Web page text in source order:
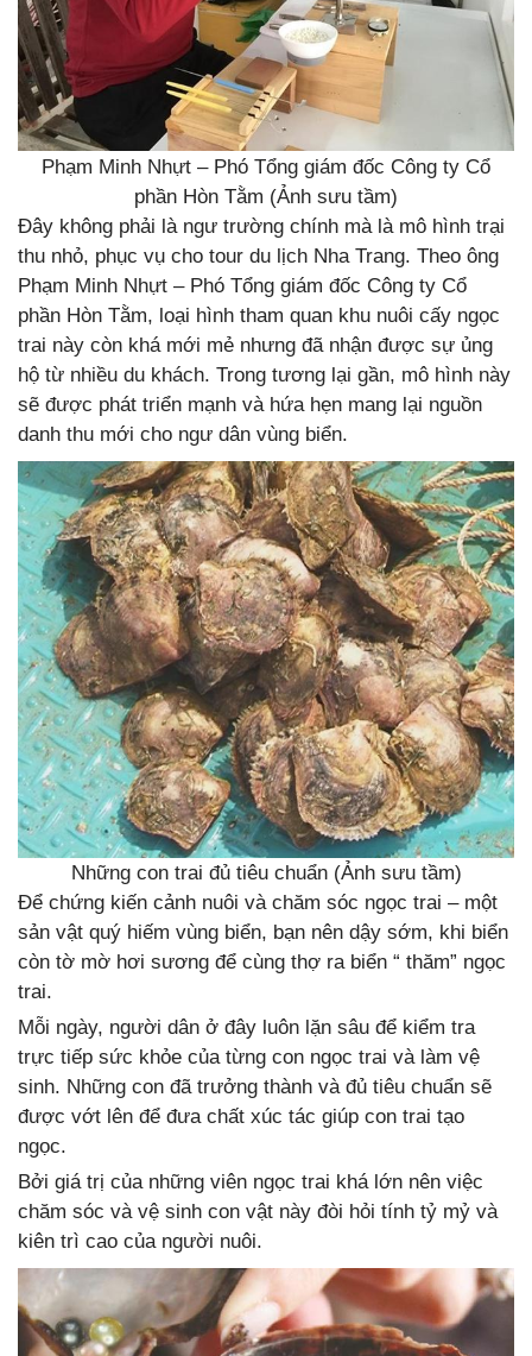
Phạm Minh Nhựt – Phó Tổng giám đốc Công ty Cổ
phần Hòn Tằm (Ảnh sưu tầm)
Đây không phải là ngư trường chính mà là mô hình trại
thu nhỏ, phục vụ cho tour du lịch Nha Trang. Theo ông
Phạm Minh Nhựt – Phó Tổng giám đốc Công ty Cổ
phần Hòn Tằm, loại hình tham quan khu nuôi cấy ngọc
trai này còn khá mới mẻ nhưng đã nhận được sự ủng
hộ từ nhiều du khách. Trong tương lại gần, mô hình này
sẽ được phát triển mạnh và hứa hẹn mang lại nguồn
danh thu mới cho ngư dân vùng biển.
Những con trai đủ tiêu chuẩn (Ảnh sưu tầm)
Để chứng kiến cảnh nuôi và chăm sóc ngọc trai – một
sản vật quý hiếm vùng biển, bạn nên dậy sớm, khi biển
còn tờ mờ hơi sương để cùng thợ ra biển “ thăm” ngọc
trai.
Mỗi ngày, người dân ở đây luôn lặn sâu để kiểm tra
trực tiếp sức khỏe của từng con ngọc trai và làm vệ
sinh. Những con đã trưởng thành và đủ tiêu chuẩn sẽ
được vớt lên để đưa chất xúc tác giúp con trai tạo
ngọc.
Bởi giá trị của những viên ngọc trai khá lớn nên việc
chăm sóc và vệ sinh con vật này đòi hỏi tính tỷ mỷ và
kiên trì cao của người nuôi.